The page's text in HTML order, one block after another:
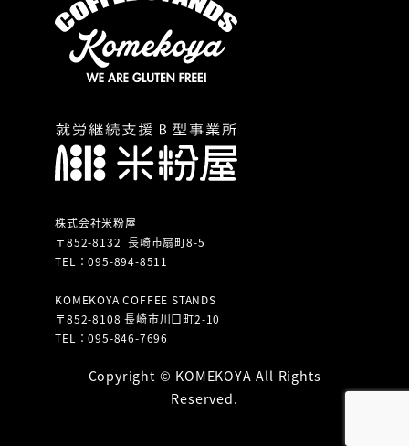
株式会社米粉屋
〒852-8132 長崎市扇町8-5
TEL：095-894-8511
KOMEKOYA COFFEE STANDS
〒852-8108 長崎市川口町2-10
TEL：095-846-7696
Copyright © KOMEKOYA All Rights
Reserved.